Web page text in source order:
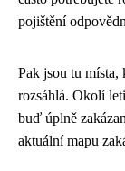
pojištění
Pak jsou tu místa,
rozsáhlá. Okolí
buď úplně
aktuální mapu